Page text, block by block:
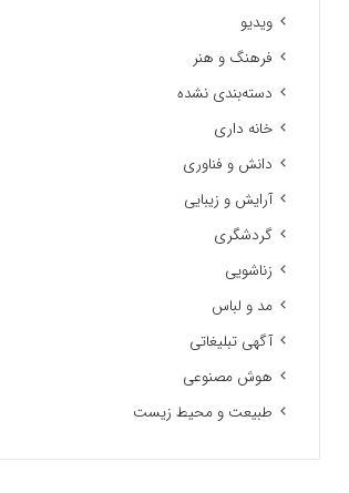
ویدیو
فرهنگ و هنر
دسته‌بندی نشده
خانه داری
دانش و فناوری
آرایش و زیبایی
گردشگری
زناشویی
مد و لباس
آگهی تبلیغاتی
هوش مصنوعی
طبیعت و محیط زیست